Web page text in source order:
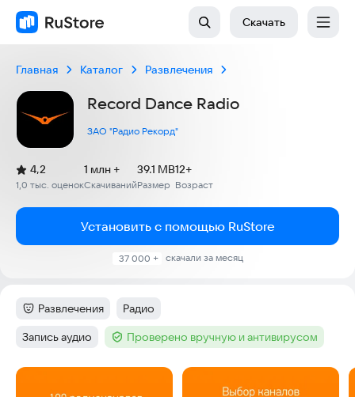
Скачать
Главная Каталог Развлечения
Record Dance Radio
ЗАО "Радио Рекорд"
Рейтинг:
4,2
(
1,0 тыс. оценок
)
Скачиваний
1 млн +
Размер
39.1 MB
Возраст
12+
Установить с помощью RuStore
37 000 + скачали за месяц
Категория:
Развлечения Тег:
Радио
Тег:
Запись аудио Тег :Проверено вручную и антивирусом
Скриншоты